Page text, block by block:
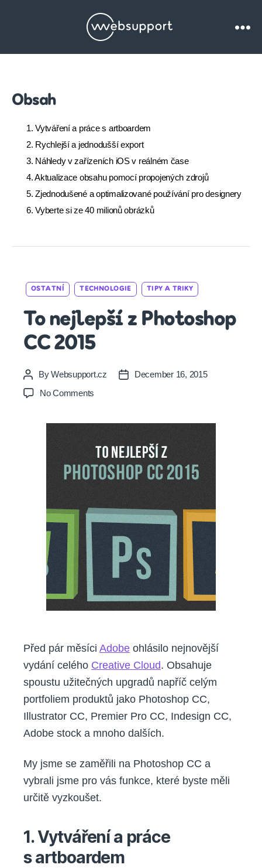
Websupport.cz
Obsah
1. Vytváření a práce s artboardem
2. Rychlejší a jednodušší export
3. Náhledy v zařízeních iOS v reálném čase
4. Aktualizace obsahu pomocí propojených zdrojů
5. Zjednodušené a optimalizované používání pro designery
6. Vyberte si ze 40 milionů obrázků
Categories
OSTATNÍ TECHNOLOGIE TIPY A TRIKY
To nejlepší z Photoshop
CC 2015
Post
author
ByWebsupport.cz
PostDecember 16, 2015
No Comments
CC
2015
Před pár měsíci Adobe ohlásilo nejnovější
vydání celého Creative Cloud. Obsahuje
spoustu užitečných upgradů napříč celým
portfoliem produktů jako Photoshop CC,
Illustrator CC, Premier Pro CC, Indesign CC,
Adobe stock a mnoho dalších.
My jsme se zaměřili na Photoshop CC a
vybrali jsme pro vás funkce, které byste měli
určitě vyzkoušet.
1. Vytváření a práce
s artboardem